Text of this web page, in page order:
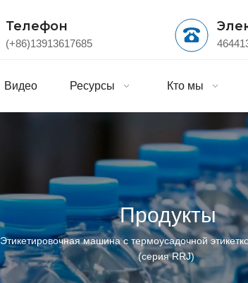
Телефон
(+86)13913617685
Видео Ресурсы Кто мы
Продукты
Этикетировочная машина с термоусадочной
(серия RRJ)